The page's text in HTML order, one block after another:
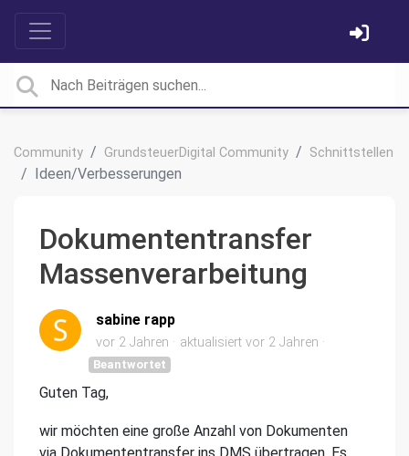
Community GrundsteuerDigital Community Schnittstellen
Ideen/Verbesserungen
Dokumententransfer
Massenverarbeitung
sabine rapp
vor 2 Jahren aktualisiert vor 2 Jahren
Beantwortet
Guten Tag,
wir möchten eine große Anzahl von Dokumenten